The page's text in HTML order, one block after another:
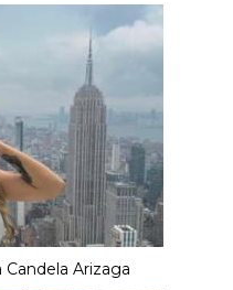
Candela Arizaga